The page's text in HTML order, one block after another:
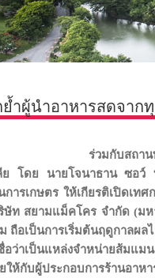
ำผู้นำอาหารสดจาก
ร่วมกับสถา
ลีย โดย นายโจนาธาน ซอ
การเกษตร ให้เกียรติเปิดเ
ษัท สยามแม็คโคร จำกัด (ม
ถือเป็นการเริ่มต้นฤดูกาลผ
ว่าเป็นแหล่งจำหน่ายส้มแม
ให้กับผู้ประกอบการร้านอา